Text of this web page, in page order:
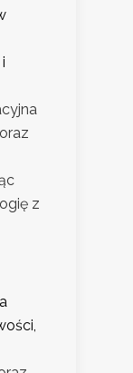
z